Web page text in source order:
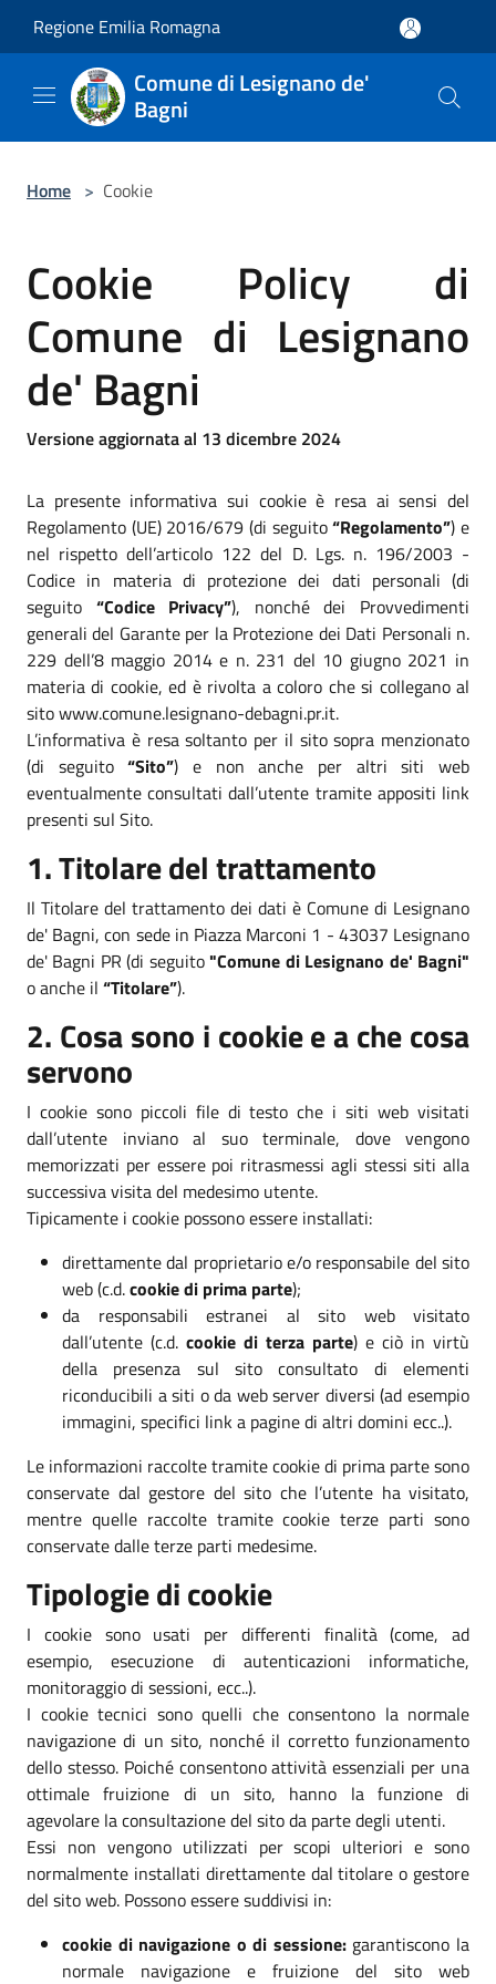
Regione Emilia Romagna
Comune di Lesignano de'
Bagni
Home > Cookie
Cookie Policy di
Comune di Lesignano
de' Bagni
Versione aggiornata al 13 dicembre 2024
La presente informativa sui cookie è resa ai sensi del
Regolamento (UE) 2016/679 (di seguito“Regolamento”) e
nel rispetto dell’articolo 122 del D. Lgs. n. 196/2003 -
Codice in materia di protezione dei dati personali (di
seguito “Codice Privacy”), nonché dei Provvedimenti
generali del Garante per la Protezione dei Dati Personali n.
229 dell’8 maggio 2014 e n. 231 del 10 giugno 2021 in
materia di cookie, ed è rivolta a coloro che si collegano al
sito www.comune.lesignano-debagni.pr.it.
L’informativa è resa soltanto per il sito sopra menzionato
(di seguito“Sito”) e non anche per altri siti web
eventualmente consultati dall’utente tramite appositi link
presenti sul Sito.
1. Titolare del trattamento
Il Titolare del trattamento dei dati è Comune di Lesignano
de' Bagni, con sede in Piazza Marconi 1 - 43037 Lesignano
de' Bagni PR (di seguito"Comune di Lesignano de' Bagni"
o anche il “Titolare”).
2. Cosa sono i cookie e a che cosa
servono
I cookie sono piccoli file di testo che i siti web visitati
dall’utente inviano al suo terminale, dove vengono
memorizzati per essere poi ritrasmessi agli stessi siti alla
successiva visita del medesimo utente.
Tipicamente i cookie possono essere installati:
direttamente dal proprietario e/o responsabile del sito
web (c.d.cookie di prima parte);
da responsabili estranei al sito web visitato
dall’utente (c.d. cookie di terza parte) e ciò in virtù
della presenza sul sito consultato di elementi
riconducibili a siti o da web server diversi (ad esempio
immagini, specifici link a pagine di altri domini ecc..).
Le informazioni raccolte tramite cookie di prima parte sono
conservate dal gestore del sito che l’utente ha visitato,
mentre quelle raccolte tramite cookie terze parti sono
conservate dalle terze parti medesime.
Tipologie di cookie
I cookie sono usati per differenti finalità (come, ad
esempio, esecuzione di autenticazioni informatiche,
monitoraggio di sessioni, ecc..).
I cookie tecnici sono quelli che consentono la normale
navigazione di un sito, nonché il corretto funzionamento
dello stesso. Poiché consentono attività essenziali per una
ottimale fruizione di un sito, hanno la funzione di
agevolare la consultazione del sito da parte degli utenti.
Essi non vengono utilizzati per scopi ulteriori e sono
normalmente installati direttamente dal titolare o gestore
del sito web. Possono essere suddivisi in:
cookie di navigazione o di sessione:garantiscono la
normale navigazione e fruizione del sito web